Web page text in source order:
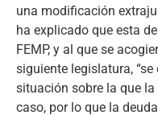
una modificación
ha explicado que esta
FEMP, y al que se
siguiente legislatura,
situación sobre la que
caso, por lo que la